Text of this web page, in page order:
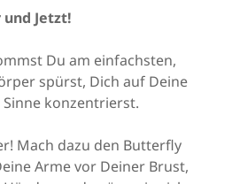
Jetzt!
Du am einfachsten,
spürst, Dich auf Deine
konzentrierst.
Mach dazu den Butterfly
Arme vor Deiner Brust,